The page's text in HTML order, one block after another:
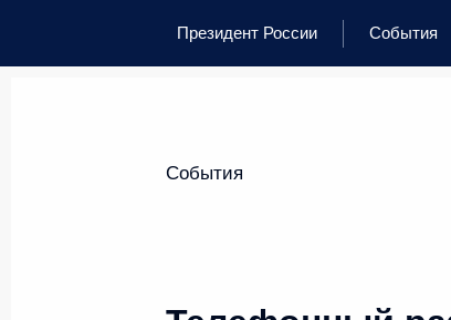
Президент России События
События